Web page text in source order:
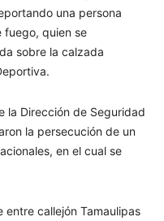
una persona
fuego, quien se
sobre la calzada
la Dirección de Seguridad
la persecución de un
en el cual se
entre callejón Tamaulipas